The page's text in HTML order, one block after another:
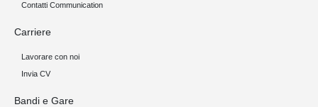
Contatti Communication
Carriere
Lavorare con noi
Invia CV
Bandi e Gare